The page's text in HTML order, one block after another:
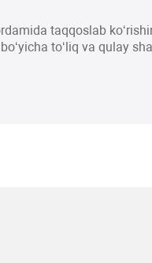
taqqoslab
to‘liq va qulay